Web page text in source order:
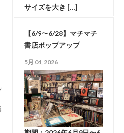
サイズを大き […]
【6/9〜6/28】マチマチ
書店ポップアップ
5月 04, 2026